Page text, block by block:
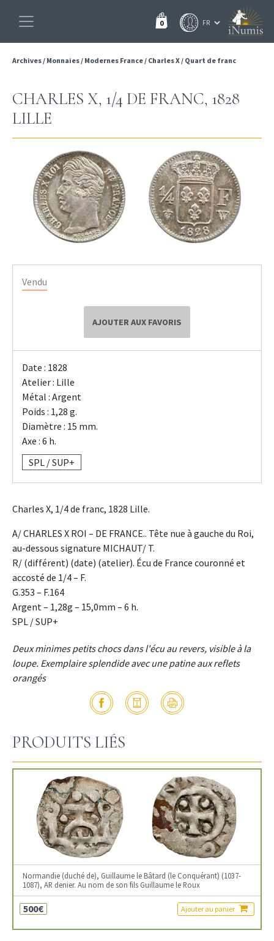
0
Archives/ Monnaies/ Modernes France/ Charles X/ Quart de franc
CHARLES X, 1/4 DE FRANC, 1828
LILLE
Vendu
AJOUTER AUX FAVORIS
Date : 1828
Atelier : Lille
Métal : Argent
Poids : 1,28 g.
Diamètre : 15 mm.
Axe : 6 h.
SPL / SUP+
Charles X, 1/4 de franc, 1828 Lille.
A/ CHARLES X ROI – DE FRANCE.. Tête nue à gauche du Roi,
au-dessous signature MICHAUT/ T.
R/ (différent) (date) (atelier). Écu de France couronné et
accosté de 1/4 – F.
G.353 – F.164
Argent – 1,28g – 15,0mm – 6 h.
SPL / SUP+
Deux minimes petits chocs dans l'écu au revers, visible à la
loupe. Exemplaire splendide avec une patine aux reflets
orangés
PRODUITS LIÉS
Normandie (duché de), Guillaume le Bâtard (le Conquérant) (1037-
1087), AR denier. Au nom de son fils Guillaume le Roux
500€ Ajouter au panier